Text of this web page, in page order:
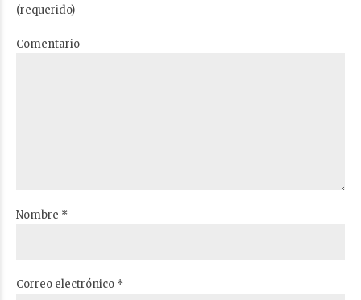
(requerido)
Comentario
Nombre *
Correo electrónico *